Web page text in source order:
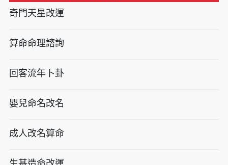
奇門天星改運
算命命理諮詢
回客流年卜卦
嬰兒命名改名
成人改名算命